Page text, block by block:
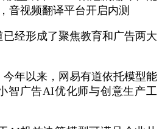
经形成了聚焦教育和广告两大
年以来，网易有道依托模型能
智广告AI优化师与创意生产工